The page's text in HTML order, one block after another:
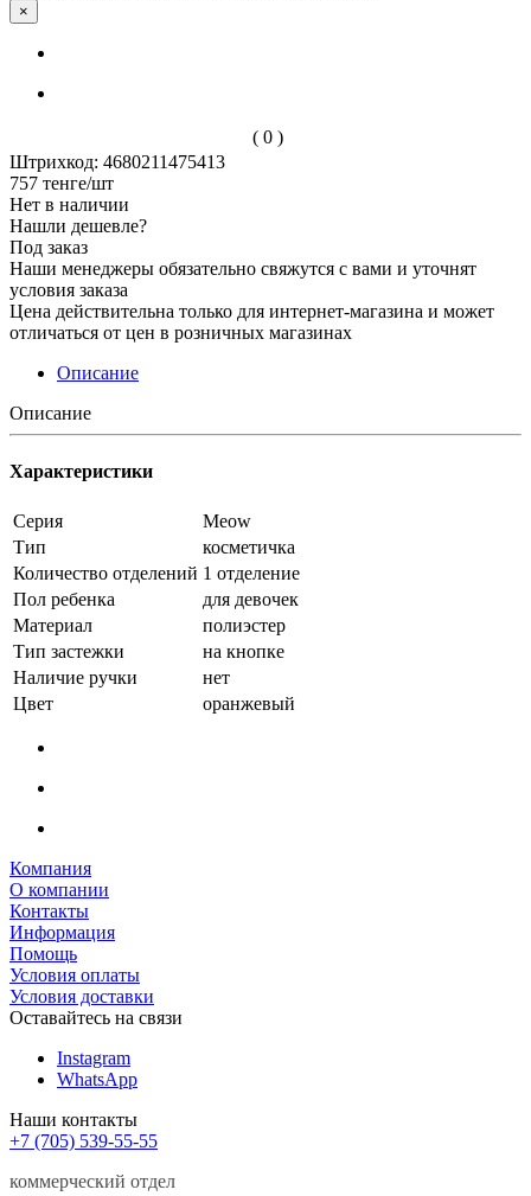
×
( 0 )
Штрихкод: 4680211475413
757 тенге/шт
Нет в наличии
Нашли дешевле?
Под заказ
Наши менеджеры обязательно свяжутся с вами и уточнят
условия заказа
Цена действительна только для интернет-магазина и может
отличаться от цен в розничных магазинах
Описание
Описание
Характеристики
Серия
Meow
Тип
косметичка
Количество отделений 1 отделение
Пол ребенка
для девочек
Материал
полиэстер
Тип застежки
на кнопке
Наличие ручки
нет
Цвет
оранжевый
Компания
О компании
Контакты
Информация
Помощь
Условия оплаты
Условия доставки
Оставайтесь на связи
Instagram
WhatsApp
Наши контакты
+7 (705) 539-55-55
коммерческий отдел